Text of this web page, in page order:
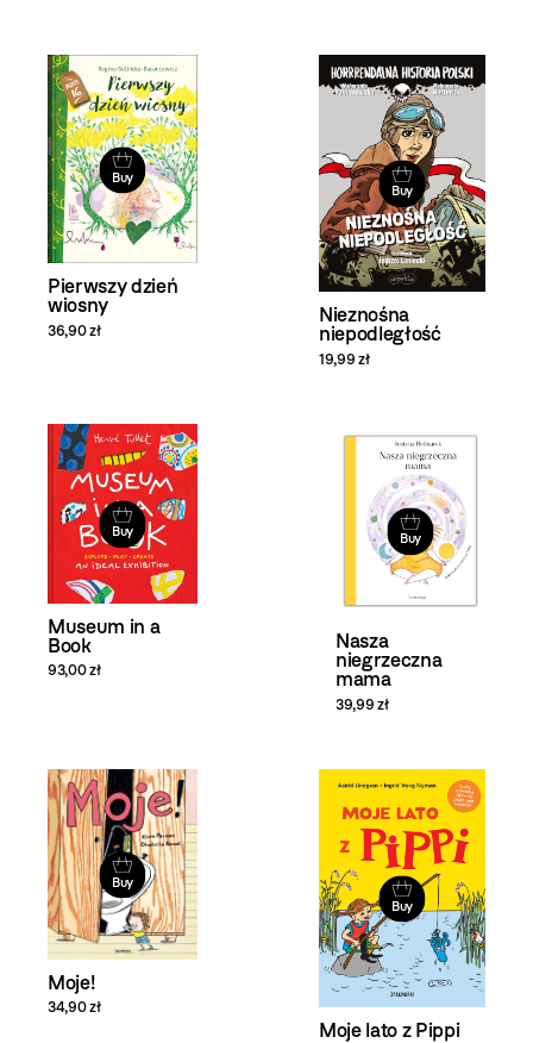
Buy
Pierwszy dzień
wiosny
36,90 zł
Buy
Nieznośna
niepodległość
19,99 zł
Buy
Museum in a
Book
93,00 zł
Buy
Nasza
niegrzeczna
mama
39,99 zł
Buy
Moje!
34,90 zł
Buy
Moje lato z Pippi